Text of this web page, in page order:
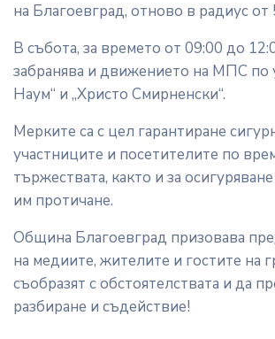
на Благоевград, отново в радиус от
В събота, за времето от 09:00 до
забранява и движението на МПС по
Наум“ и „Христо Смирненски“.
Мерките са с цел гарантиране
участниците и посетителите по
тържествата, както и за
им протичане.
Община Благоевград призовава
на медиите, жителите и гостите на
съобразят с обстоятелствата и да
разбиране и съдействие!